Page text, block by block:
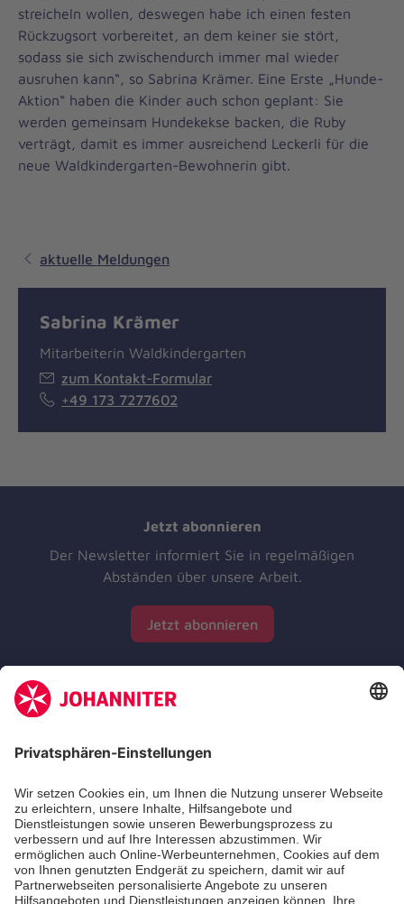
streicheln wollen, deswegen habe ich einen festen
Rückzugsort vorbereitet, an dem keiner sie stört,
sodass sie sich zwischendurch immer mal wieder
ausruhen kann“, so Sabrina Krämer. Eine Erste „Hunde-
Aktion“ haben die Kinder auch schon geplant: Sie
werden gemeinsam Hundekekse backen, die Ruby
verträgt, damit es immer ausreichend Leckerli für die
neue Waldkindergarten-Bewohnerin gibt.
aktuelle Meldungen
Sabrina Krämer
Mitarbeiterin Waldkindergarten
zum Kontakt-Formular
+49 173 7277602
Jetzt abonnieren
Der Newsletter informiert Sie in regelmäßigen
Abständen über unsere Arbeit.
Jetzt abonnieren
Zertifizierung der Johanniter-Unfall-Hilfe e.V.
Die Johanniter GmbH führt das Spendenzertifikat
des Deutschen Spendenrats e.V.